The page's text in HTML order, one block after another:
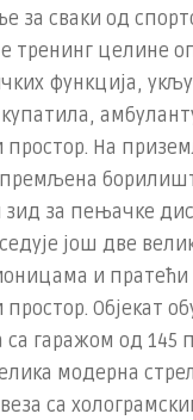
за сваки од
тренинг целине
функција,
простор. На
зид за пењачке
још две
и пратећи
Објекат
гаражом од 145
модерна
са